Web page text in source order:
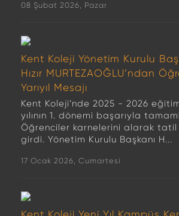
08 Şubat 2026, Pazar
Kent Koleji Yönetim Kurulu
Hızır MURTEZAOĞLU’ndan
Yarıyıl Mesajı
Kent Koleji’nde 2025 - 2026
yılının 1. dönemi başarıyla
Öğrenciler karnelerini alarak tatil
girdi. Yönetim Kurulu Başkanı H...
17 Ocak 2026, Cumartesi